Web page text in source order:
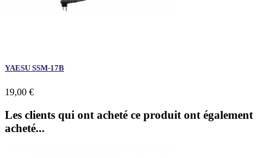
YAESU SSM-17B
19,00 €
Les clients qui ont acheté ce produit ont également
acheté...